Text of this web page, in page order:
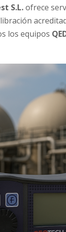
S.L.ofrece
los equipos